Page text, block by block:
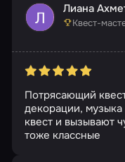
Лиана
Квест-
Потрясающий
декорации,
квест и вызывают
тоже классные